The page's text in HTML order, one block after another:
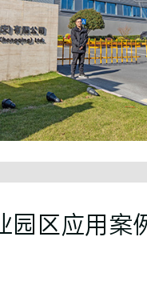
园区应用案